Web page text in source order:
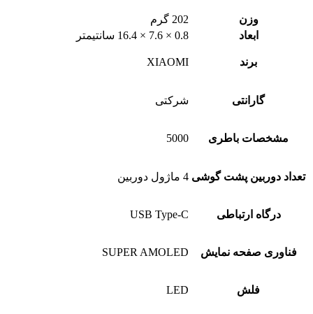
وزن
202 گرم
ابعاد
0.8 × 7.6 × 16.4 سانتیمتر
برند XIAOMI
گارانتی شرکتی
مشخصات باطری 5000
تعداد دوربین پشت گوشی 4 ماژول دوربین
درگاه ارتباطی USB Type-C
فناوری صفحه نمایش SUPER AMOLED
فلش LED